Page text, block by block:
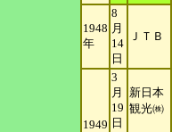
1948
年
8
月
14
日
ＪＴＢ
1949
3
月
19
日
新日本
観光㈱